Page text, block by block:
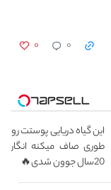
۰ ۰
این گیاه دریایی پوستت رو
طوری صاف میکنه انگار
20سال جوون شدی🔥